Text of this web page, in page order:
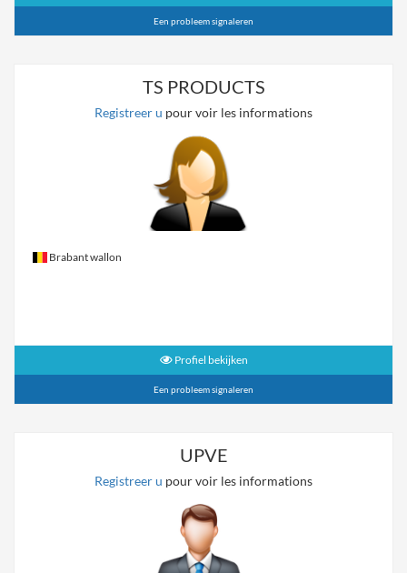
Een probleem signaleren
TS PRODUCTS
Registreer u pour voir les informations
Brabant wallon
Profiel bekijken
Een probleem signaleren
UPVE
Registreer u pour voir les informations